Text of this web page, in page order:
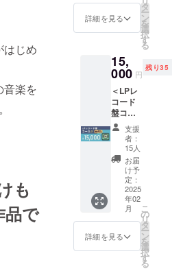
はじめ
音楽を
も
品で
◆ お届
け方
CAMPF
セージ
機能で
[１][４]
種）
[８] コ
ロード
（デジ
タル）
※番号は
本文の
「リ
ターン
紹介」
と共通
です。
◆ お届
け予
定： ・
2024年
９月：
[４] ・
2025年
[３] の
ぼり旗
※番号は
本文の
ターン
紹介」
と共通
です。
◆ お届
け予
定： ・
2025年
３月：
[２][３]
※コン
サート
準備の
ため、
リター
ンの送
付時期
詳細を見る
タ
ー
ン
を
選
択
す
る
15,
000 円
残り35
＜LPレ
コード
盤コー
ス＞ ◆
内容
物：
[２] お
礼メッ
セージ
入り
アート
カード
[６] オ
リジナ
ル・サ
ウンド
支援
者：
15人
お届
け予
定：
2025
年02
月
詳細を見る
こ
の
リ
タ
ー
ン
を
選
択
す
る